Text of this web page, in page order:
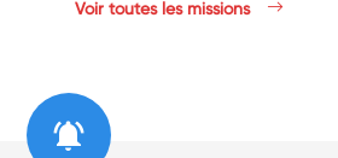
Voir toutes les missions